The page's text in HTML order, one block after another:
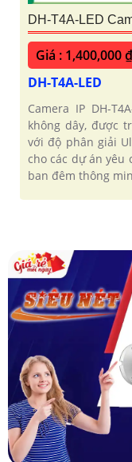
DH-T4A-LED
Giá : 1,400,000 ₫
DH-T4A-LED
Camera IP DH-
không dây, được
với độ phân giải
cho các dự án yêu
ban đêm thông